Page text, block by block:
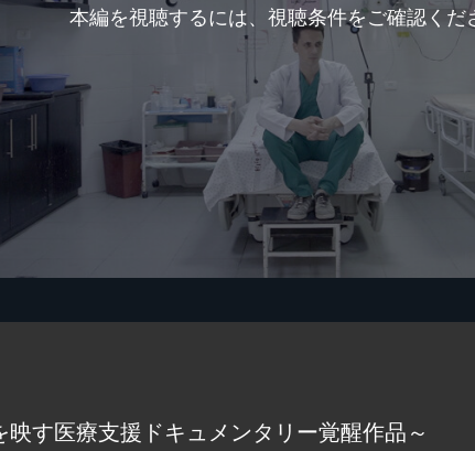
本編を視聴するには、視聴条件をご確認くだ
す医療支援ドキュメンタリー覚醒作品～